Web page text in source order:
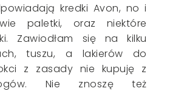
kredki Avon, no i
paletki, oraz niektóre
Zawiodłam się na kilku
tuszu, a lakierów do
z zasady nie kupuję z
Nie znoszę też